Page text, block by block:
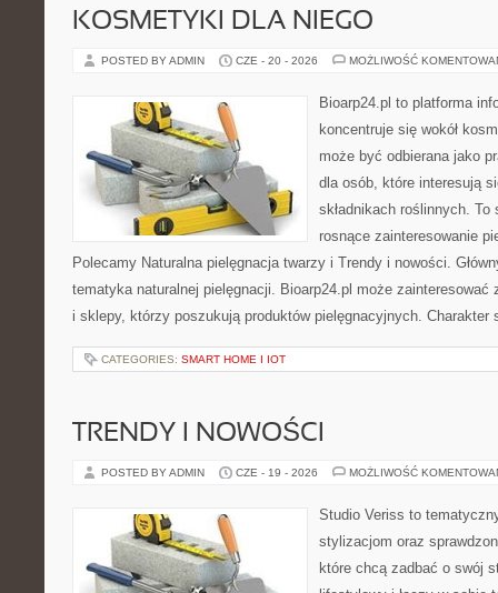
KOSMETYKI DLA NIEGO
POSTED BY ADMIN CZE - 20 - 2026 MOŻLIWOŚĆ
Bioarp24.pl to platforma
koncentruje się wokół
może być odbierana jako
dla osób, które interesują
składnikach roślinnych.
rosnące zainteresowanie
Polecamy Naturalna pielęgnacja twarzy i Trendy i nowości.
tematyka naturalnej pielęgnacji. Bioarp24.pl może zainteresować
i sklepy, którzy poszukują produktów pielęgnacyjnych.
CATEGORIES: SMART HOME I IOT
TRENDY I NOWOŚCI
POSTED BY ADMIN CZE - 19 - 2026 MOŻLIWOŚĆ
Studio Veriss to
stylizacjom oraz
które chcą zadbać o swój